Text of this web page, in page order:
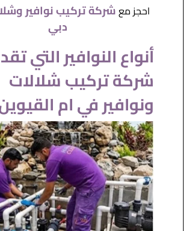
احجز معشركة تركيب نوافير
دبي
أنواع النوافير التي
شركة تركيب شلالات
ونوافير في ام